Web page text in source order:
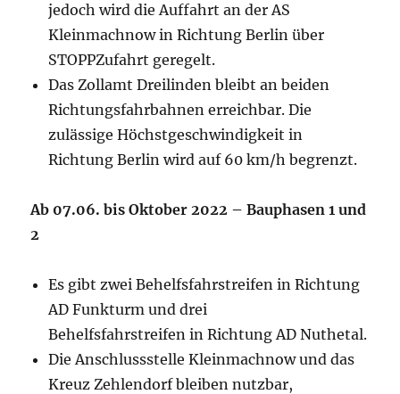
jedoch wird die Auffahrt an der AS
Kleinmachnow in Richtung Berlin über
STOPPZufahrt geregelt.
Das Zollamt Dreilinden bleibt an beiden
Richtungsfahrbahnen erreichbar. Die
zulässige Höchstgeschwindigkeit in
Richtung Berlin wird auf 60 km/h begrenzt.
Ab 07.06. bis Oktober 2022 – Bauphasen 1 und
2
Es gibt zwei Behelfsfahrstreifen in Richtung
AD Funkturm und drei
Behelfsfahrstreifen in Richtung AD Nuthetal.
Die Anschlussstelle Kleinmachnow und das
Kreuz Zehlendorf bleiben nutzbar,